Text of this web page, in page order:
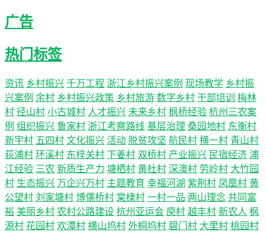
广告
热门标签
资讯 乡村振兴 千万工程 浙江乡村振兴案例 现场教学 乡村振
兴案例 余村 乡村振兴政策 乡村旅游 数字乡村 干部培训
梅林
村 径山村 小古城村 人才振兴 未来乡村 枫桥经验 杭州三农案
例 组织振兴 鲁家村 浙江考察路线 基层治理 桑园地村 东衡村
新宇村 五四村 文化振兴 活动 脱贫攻坚 航民村 横一村 青山村
荻浦村 环溪村 东梓关村 下姜村 双桥村 产业振兴 民宿经济 浦
江经验 三农 新质生产力 塘栖村 黄杜村 深澳村 劳岭村 大竹园
村 生态振兴 万企兴万村 主题教育 幸福河湖 紫荆村 凤凰村 黄
公望村 刘家塘村 博儒桥村 棠棣村 一村一品 两山理念 共同富
裕 美丽乡村 农村公路建设 杭州亚运会 庾村 越丰村 新农人 枫
源村 花园村 欢潭村 横山坞村 外桐坞村 碧门村 大里村 桃园村